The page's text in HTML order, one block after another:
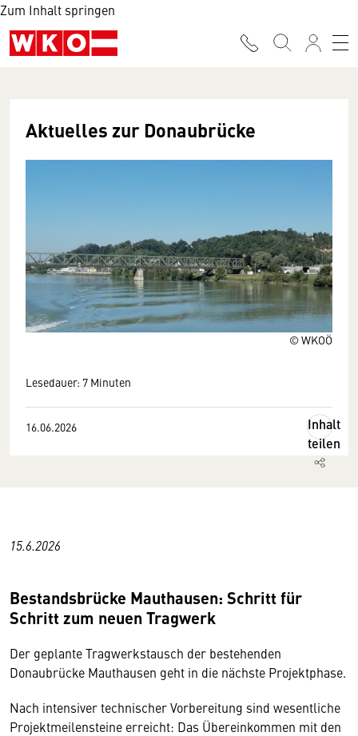
Zum Inhalt springen
© WKOÖ
Aktuelles zur Donaubrücke
Lesedauer: 7 Minuten
16.06.2026
Inhalt
teilen
15.6.2026
Bestandsbrücke Mauthausen: Schritt für
Schritt zum neuen Tragwerk
Der geplante Tragwerkstausch der bestehenden
Donaubrücke Mauthausen geht in die nächste Projektphase.
Nach intensiver technischer Vorbereitung sind wesentliche
Projektmeilensteine erreicht: Das Übereinkommen mit den